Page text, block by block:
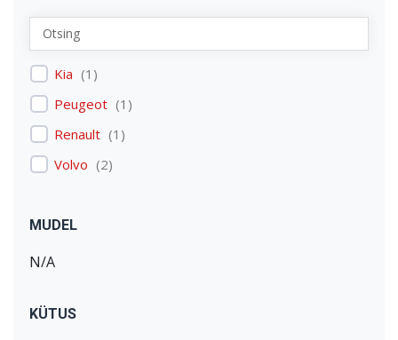
Kia (1 )
Peugeot (1 )
Renault (1 )
Volvo (2)
MUDEL
N/A
KÜTUS